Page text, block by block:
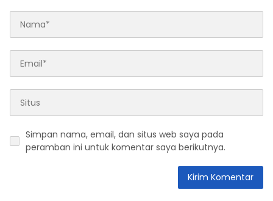
Simpan nama, email, dan situs web saya pada
peramban ini untuk komentar saya berikutnya.